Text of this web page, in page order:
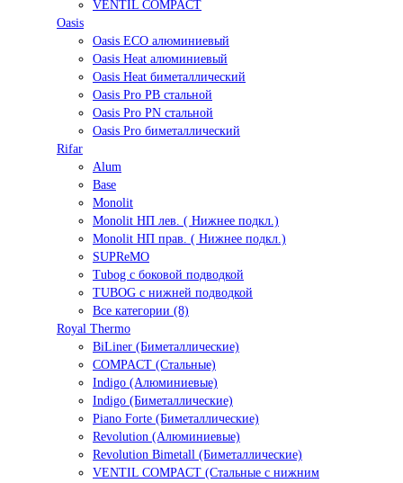
VENTIL COMPACT
Oasis
Oasis ECO алюминиевый
Oasis Heat алюминиевый
Oasis Heat биметаллический
Oasis Pro PB стальной
Oasis Pro PN стальной
Oasis Pro биметаллический
Rifar
Alum
Base
Monolit
Monolit НП лев. ( Нижнее подкл.)
Monolit НП прав. ( Нижнее подкл.)
SUPReMO
Tubog с боковой подводкой
TUBOG с нижней подводкой
Все категории (8)
Royal Thermo
BiLiner (Биметаллические)
COMPACT (Стальные)
Indigo (Алюминиевые)
Indigo (Биметаллические)
Piano Forte (Биметаллические)
Revolution (Алюминиевые)
Revolution Bimetall (Биметаллические)
VENTIL COMPACT (Стальные с нижним